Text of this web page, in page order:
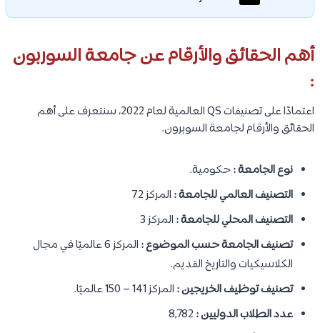
أهم الحقائق والأرقام عن جامعة السوربون
:
اعتمادًا على تصنيفات QS العالمية لعام 2022، سنتعرف على أهم
الحقائق والأرقام لجامعة السوبرون.
نوع الجامعة :حكومية.
التصنيف العالمي للجامعة : المركز 72
التصنيف المحلي للجامعة : المركز 3
تصنيف الجامعة حسب الموضوع :
المركز 6 عالميًا في مجال
الكلاسيكيات والتاريخ القديم.
تصنيف توظيف الخريجين : المركز 141 – 150 عالميًا.
عدد الطلاب الدوليين :